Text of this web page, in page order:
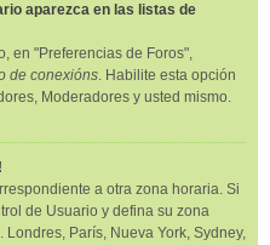
aparezca en las listas de
en "Preferencias de Foros",
de conexións. Habilite esta opción
Moderadores y usted mismo.
a otra zona horaria. Si
de Usuario y defina su zona
París, Nueva York, Sydney,